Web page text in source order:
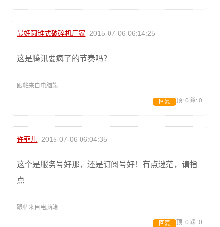
最好圆锥式破碎机厂家 2015-07-06 06:14:25
这是腾讯要疯了的节奏吗？
跟帖来自电脑端
顶: 0 踩: 0
回复
许菲儿 2015-07-06 06:04:35
这个是服务号好那，还是订阅号好！有点迷茫，请指
点
跟帖来自电脑端
顶: 0 踩: 0
回复